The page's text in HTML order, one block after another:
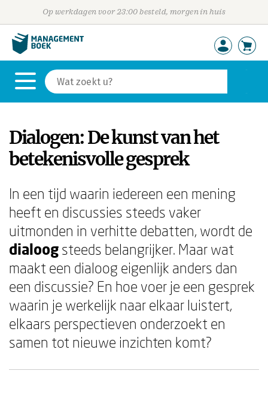
Op werkdagen voor 23:00 besteld, morgen in huis
Dialogen: De kunst van het
betekenisvolle gesprek
In een tijd waarin iedereen een mening
heeft en discussies steeds vaker
uitmonden in verhitte debatten, wordt de
dialoog steeds belangrijker. Maar wat
maakt een dialoog eigenlijk anders dan
een discussie? En hoe voer je een gesprek
waarin je werkelijk naar elkaar luistert,
elkaars perspectieven onderzoekt en
samen tot nieuwe inzichten komt?